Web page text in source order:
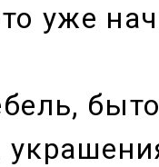
уже